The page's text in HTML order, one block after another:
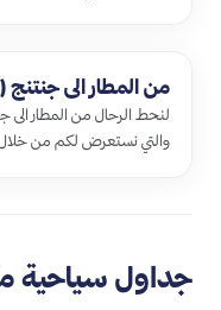
من المطار الى جنتنج
والتي نستعرض لكم من
جداول سياحية